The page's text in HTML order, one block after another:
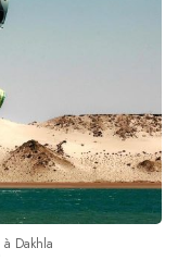
à Dakhla